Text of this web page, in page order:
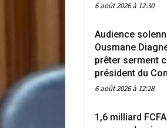
6 août 2026 à 12:30
Audience
Ousmane
prêter serment
président du
6 août 2026 à 12:28
1,6 milliard